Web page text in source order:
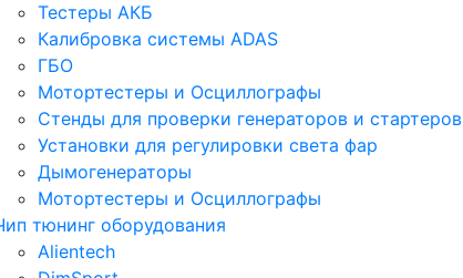
Тестеры АКБ
Калибровка системы ADAS
ГБО
Мотортестеры и Осциллографы
Стенды для проверки генераторов и стартеров
Установки для регулировки света фар
Дымогенераторы
Мотортестеры и Осциллографы
тюнинг оборудования
Alientech